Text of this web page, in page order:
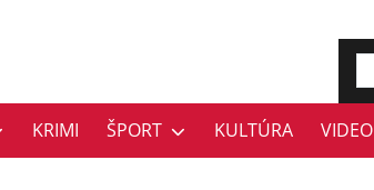
KRIMI ŠPORT KULTÚRA VIDEO